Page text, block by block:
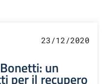
23/12/2020
un
per il recupero